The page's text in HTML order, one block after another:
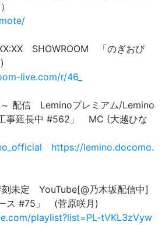
SHOWROOM 「のぎおび
live.com/r/46_
配信 Leminoプレミアム/Lemino
事延長中 #562」 MC (大越ひな
https://lemino.docomo.
未定 YouTube[@乃木坂配信中]
ス #75」 (菅原咲月)
playlist?list=PL-tVKL3zVyw